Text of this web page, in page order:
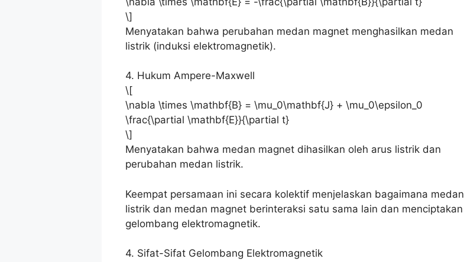
\]
Menyatakan bahwa perubahan medan magnet menghasilkan medan
listrik (induksi elektromagnetik).
4. Hukum Ampere-Maxwell
\[
\nabla \times \mathbf{B} = \mu_0\mathbf{J} + \mu_0\epsilon_0
\frac{\partial \mathbf{E}}{\partial t}
\]
Menyatakan bahwa medan magnet dihasilkan oleh arus listrik dan
perubahan medan listrik.
Keempat persamaan ini secara kolektif menjelaskan bagaimana medan
listrik dan medan magnet berinteraksi satu sama lain dan menciptakan
gelombang elektromagnetik.
4. Sifat-Sifat Gelombang Elektromagnetik